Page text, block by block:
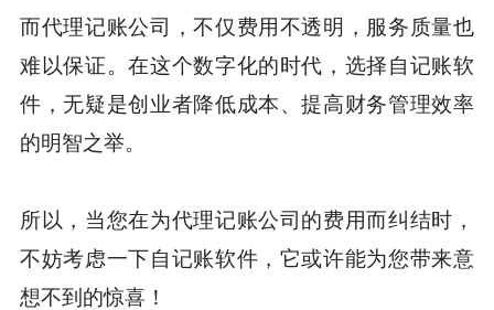
而代理记账公司，不仅费用不透明，服务质量也
难以保证。在这个数字化的时代，选择自记账软
件，无疑是创业者降低成本、提高财务管理效率
的明智之举。
所以，当您在为代理记账公司的费用而纠结时，
不妨考虑一下自记账软件，它或许能为您带来意
想不到的惊喜！